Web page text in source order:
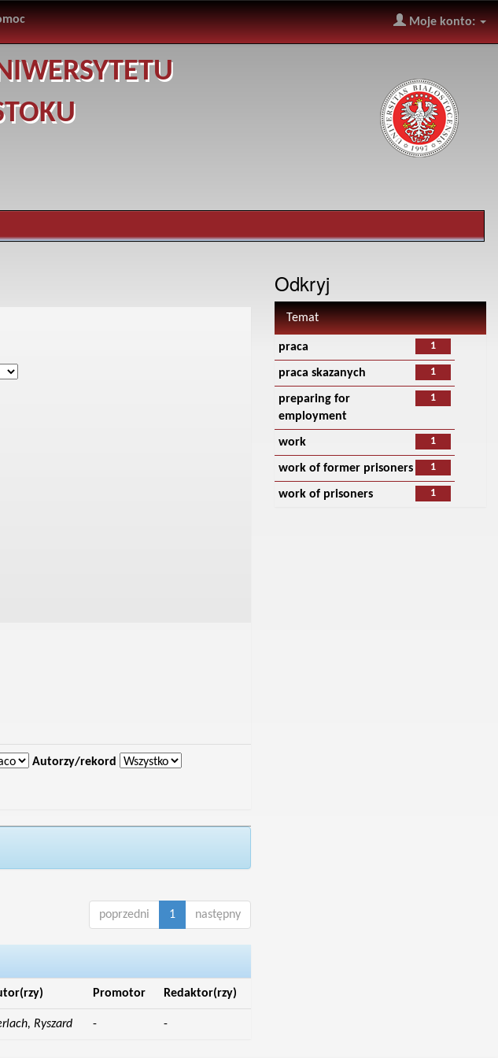
Moje konto:
Autorzy/rekord
poprzedni 1 następny
Promotor Redaktor(rzy)
Ryszard - -
Odkryj
Temat
1
praca
1
praca skazanych
1
preparing for
employment
1
work
1
work of former prisoners
1
work of prisoners